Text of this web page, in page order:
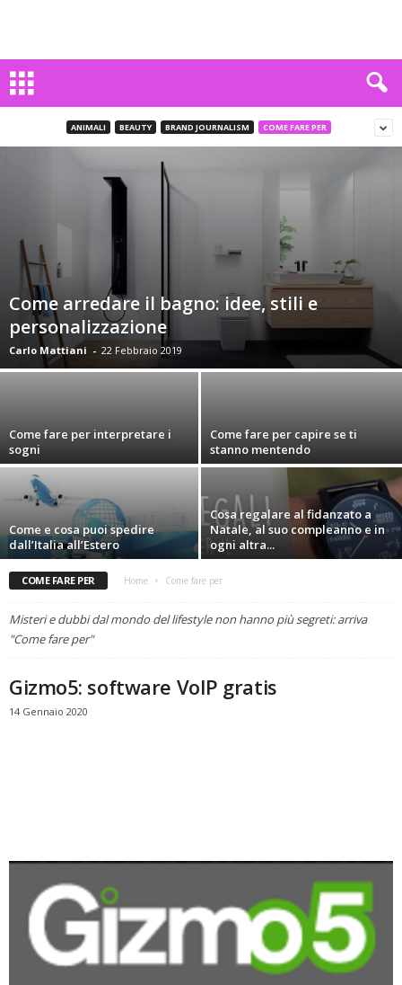
ANIMALI BEAUTY BRAND JOURNALISM COME FARE PER
Come arredare il bagno: idee, stili e
personalizzazione
Carlo Mattiani - 22 Febbraio 2019
Come fare per interpretare i
sogni
Come fare per capire se ti
stanno mentendo
Come e cosa puoi spedire
dall’Italia all’Estero
Cosa regalare al fidanzato a
Natale, al suo compleanno e in
ogni altra...
COME FARE PER Home Come fare per
Misteri e dubbi dal mondo del lifestyle non hanno più segreti: arriva
"Come fare per"
Gizmo5: software VoIP gratis
14 Gennaio 2020